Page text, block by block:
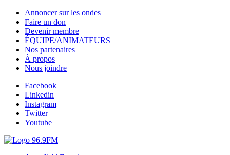
Annoncer sur les ondes
Faire un don
Devenir membre
ÉQUIPE/ANIMATEURS
Nos partenaires
À propos
Nous joindre
Facebook
Linkedin
Instagram
Twitter
Youtube